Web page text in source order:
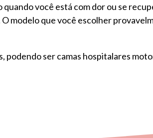
você está com dor ou se
modelo que você escolher
ser camas hospitalares